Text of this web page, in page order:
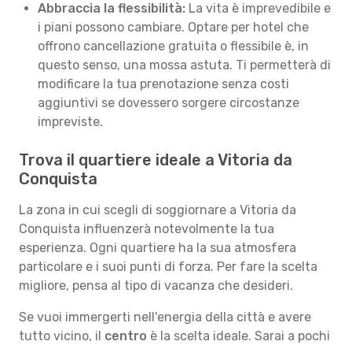
Abbraccia la flessibilità: La vita è imprevedibile e
i piani possono cambiare. Optare per hotel che
offrono cancellazione gratuita o flessibile è, in
questo senso, una mossa astuta. Ti permetterà di
modificare la tua prenotazione senza costi
aggiuntivi se dovessero sorgere circostanze
impreviste.
Trova il quartiere ideale a Vitoria da
Conquista
La zona in cui scegli di soggiornare a Vitoria da
Conquista influenzerà notevolmente la tua
esperienza. Ogni quartiere ha la sua atmosfera
particolare e i suoi punti di forza. Per fare la scelta
migliore, pensa al tipo di vacanza che desideri.
Se vuoi immergerti nell'energia della città e avere
tutto vicino, il centro è la scelta ideale. Sarai a pochi